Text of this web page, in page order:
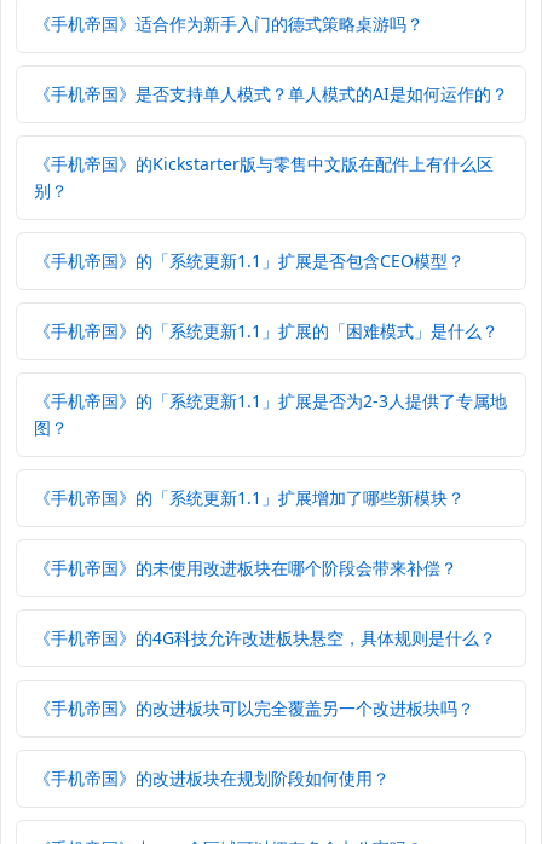
《手机帝国》适合作为新手入门的德式策略桌游吗？
《手机帝国》是否支持单人模式？单人模式的AI是如何运作的？
《手机帝国》的Kickstarter版与零售中文版在配件上有什么区
别？
《手机帝国》的「系统更新1.1」扩展是否包含CEO模型？
《手机帝国》的「系统更新1.1」扩展的「困难模式」是什么？
《手机帝国》的「系统更新1.1」扩展是否为2-3人提供了专属地
图？
《手机帝国》的「系统更新1.1」扩展增加了哪些新模块？
《手机帝国》的未使用改进板块在哪个阶段会带来补偿？
《手机帝国》的4G科技允许改进板块悬空，具体规则是什么？
《手机帝国》的改进板块可以完全覆盖另一个改进板块吗？
《手机帝国》的改进板块在规划阶段如何使用？